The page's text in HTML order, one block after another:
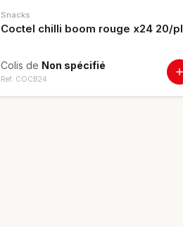
Snacks
Coctel chilli boom rouge x24 20/pl
Colis de Non spécifié
Ref. COCB24